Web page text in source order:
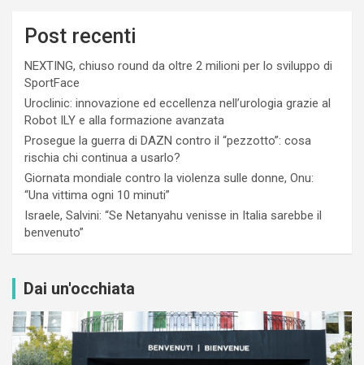
Post recenti
NEXTING, chiuso round da oltre 2 milioni per lo sviluppo di
SportFace
Uroclinic: innovazione ed eccellenza nell’urologia grazie al
Robot ILY e alla formazione avanzata
Prosegue la guerra di DAZN contro il “pezzotto”: cosa
rischia chi continua a usarlo?
Giornata mondiale contro la violenza sulle donne, Onu:
“Una vittima ogni 10 minuti”
Israele, Salvini: “Se Netanyahu venisse in Italia sarebbe il
benvenuto”
Dai un'occhiata